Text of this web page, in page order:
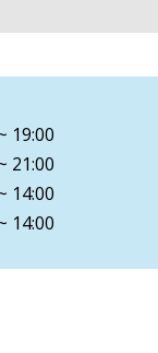
19:00
21:00
14:00
14:00